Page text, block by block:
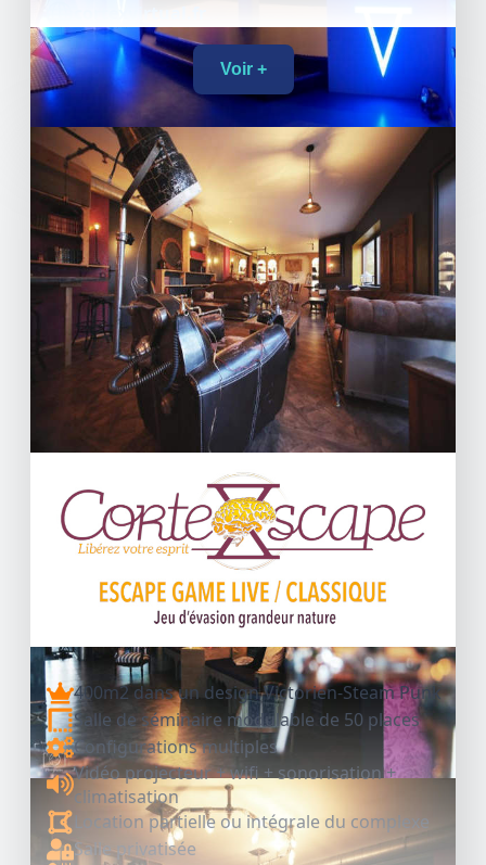
Voir +
400m2 dans un design Victorien-Steam Punk
Salle de séminaire modulable de 50 places
Configurations multiples
Vidéo projecteur + wifi + sonorisation +
climatisation
Location partielle ou intégrale du complexe
Salle privatisée